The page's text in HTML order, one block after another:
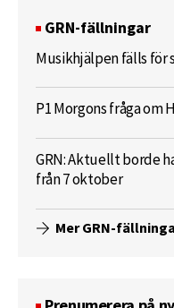
GRN-fällningar
Musikhjälpen fälls
P1 Morgons fråga om
GRN: Aktuellt borde
från 7 oktober
Mer GRN-